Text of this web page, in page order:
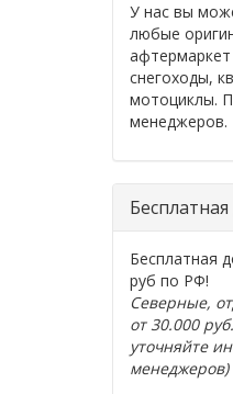
У нас вы
любые
снегоходы,
мотоциклы.
менеджеров.
Бесплатная
руб по РФ!
Северные,
от 30.000
уточняйте
менеджеров)